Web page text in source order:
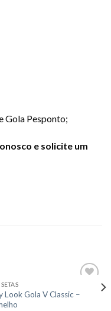
Gola Pesponto;
e solicite um
Look Gola V Classic –